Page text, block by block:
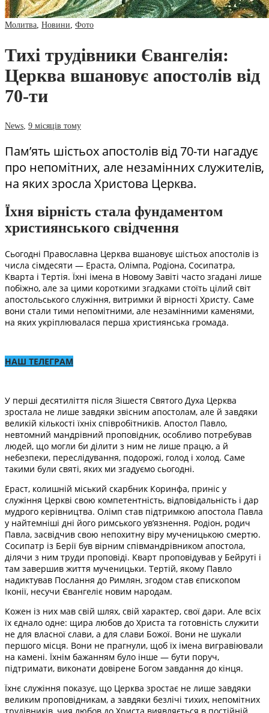
Молитва Новини Фото
Тихі трудівники Євангелія:
Церква вшановує апостолів від
70-ти
News 9 місяців тому
Пам’ять шістьох апостолів від 70-ти нагадує
про непомітних, але незамінних служителів,
на яких зросла Христова Церква.
Їхня вірність стала фундаментом
християнського свідчення
Сьогодні Православна Церква вшановує шістьох апостолів із
числа сімдесяти — Ераста, Олімпа, Родіона, Сосипатра,
Кварта і Тертія. Їхні імена в Новому Завіті часто згадані лише
побіжно, але за цими короткими згадками стоїть цілий світ
апостольського служіння, витримки й вірності Христу. Саме
вони стали тими непомітними, але незамінними каменями,
на яких укріплювалася перша християнська громада.
НАШ ТЕЛЕГРАМ
У перші десятиліття після Зішестя Святого Духа Церква
зростала не лише завдяки звісним апостолам, але й завдяки
великій кількості їхніх співробітників. Апостол Павло,
невтомний мандрівний проповідник, особливо потребував
людей, що могли би ділити з ним не лише працю, а й
небезпеки, переслідування, подорожі, голод і холод. Саме
такими були святі, яких ми згадуємо сьогодні.
Ераст, колишній міський скарбник Коринфа, приніс у
служіння Церкві свою компетентність, відповідальність і дар
мудрого керівництва. Олімп став підтримкою апостола Павла
у найтемніші дні його римського ув’язнення. Родіон, родич
Павла, засвідчив свою непохитну віру мученицькою смертю.
Сосипатр із Берії був вірним співмандрівником апостола,
ділячи з ним труди проповіді. Кварт проповідував у Бейруті і
там завершив життя мученицьки. Тертій, якому Павло
надиктував Послання до Римлян, згодом став єпископом
Іконії, несучи Євангеліє новим народам.
Кожен із них мав свій шлях, свій характер, свої дари. Але всіх
їх єднало одне: щира любов до Христа та готовність служити
не для власної слави, а для слави Божої. Вони не шукали
першого місця. Вони не прагнули, щоб їх імена вигравіювали
на камені. Їхнім бажанням було інше — бути поруч,
підтримати, виконати довірене Богом завдання до кінця.
Їхнє служіння показує, що Церква зростає не лише завдяки
великим проповідникам, а завдяки безлічі тихих, непомітних
трудівників, чия любов до Христа виявляється в постійній